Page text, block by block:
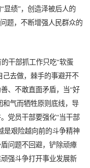
显绩”，创造泽被后人的
题，不断增强人民群众的
的干部抓工作只吃“软蛋
己去做，棘手的事避开不
、不敢直面矛盾，当“好
和气而牺牲原则底线，导
党员干部要强化“当干部
是艰险越向前的斗争精神
问题不回避，铲除顽瘴
强斗争打开事业发展新